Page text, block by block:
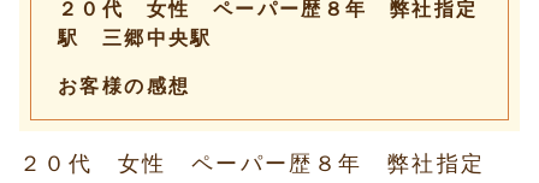
２０代 女性 ペーパー歴８年 弊社指定
駅 三郷中央駅
お客様の感想
２０代 女性 ペーパー歴８年 弊社指定